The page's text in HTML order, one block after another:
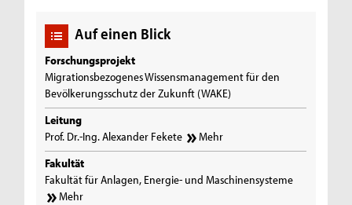
Auf einen Blick
Forschungsprojekt
Migrationsbezogenes Wissensmanagement für den
Bevölkerungsschutz der Zukunft (WAKE)
Leitung
Prof. Dr.-Ing. Alexander Fekete
Mehr
Fakultät
Fakultät für Anlagen, Energie- und Maschinensysteme
Mehr